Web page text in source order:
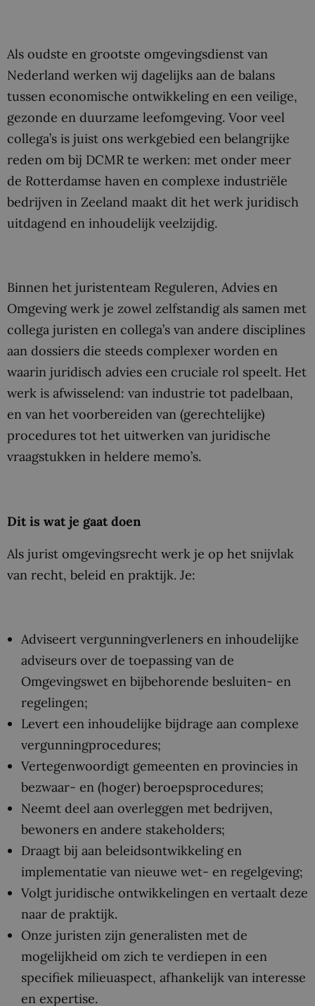
Als oudste en grootste omgevingsdienst van
Nederland werken wij dagelijks aan de balans
tussen economische ontwikkeling en een veilige,
gezonde en duurzame leefomgeving. Voor veel
collega’s is juist ons werkgebied een belangrijke
reden om bij DCMR te werken: met onder meer
de Rotterdamse haven en complexe industriële
bedrijven in Zeeland maakt dit het werk juridisch
uitdagend en inhoudelijk veelzijdig.
Binnen het juristenteam Reguleren, Advies en
Omgeving werk je zowel zelfstandig als samen met
collega juristen en collega’s van andere disciplines
aan dossiers die steeds complexer worden en
waarin juridisch advies een cruciale rol speelt. Het
werk is afwisselend: van industrie tot padelbaan,
en van het voorbereiden van (gerechtelijke)
procedures tot het uitwerken van juridische
vraagstukken in heldere memo’s.
Dit is wat je gaat doen
Als jurist omgevingsrecht werk je op het snijvlak
van recht, beleid en praktijk. Je:
Adviseert vergunningverleners en inhoudelijke
adviseurs over de toepassing van de
Omgevingswet en bijbehorende besluiten- en
regelingen;
Levert een inhoudelijke bijdrage aan complexe
vergunningprocedures;
Vertegenwoordigt gemeenten en provincies in
bezwaar- en (hoger) beroepsprocedures;
Neemt deel aan overleggen met bedrijven,
bewoners en andere stakeholders;
Draagt bij aan beleidsontwikkeling en
implementatie van nieuwe wet- en regelgeving;
Volgt juridische ontwikkelingen en vertaalt deze
naar de praktijk.
Onze juristen zijn generalisten met de
mogelijkheid om zich te verdiepen in een
specifiek milieuaspect, afhankelijk van interesse
en expertise.